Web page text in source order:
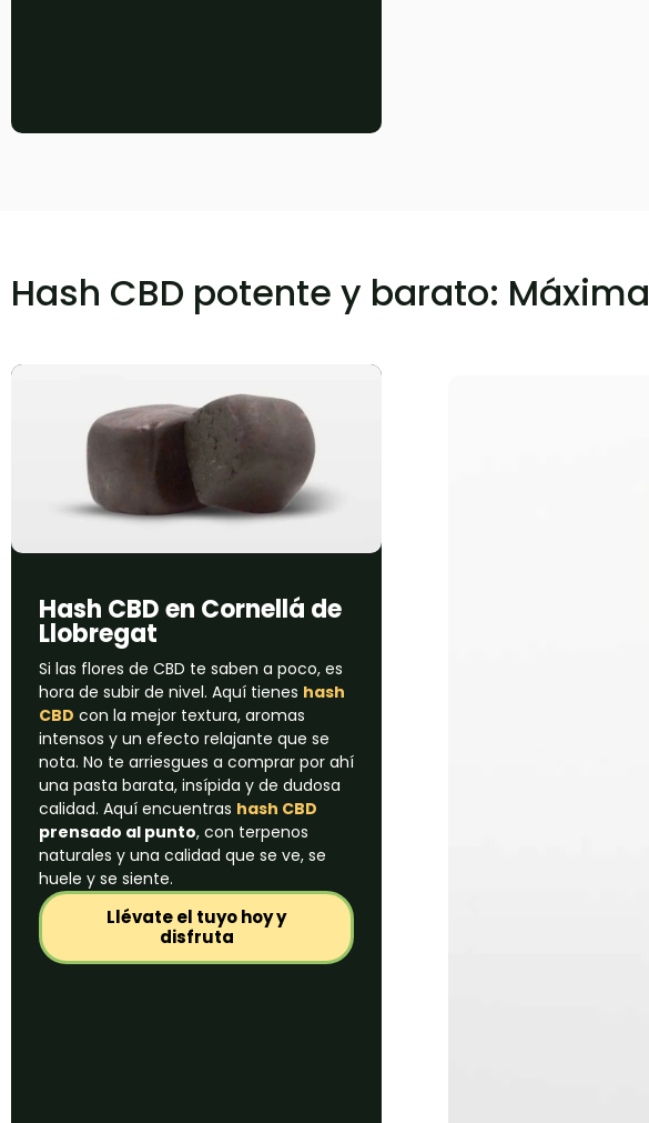
Hash CBD potente y barato:
Hash CBD​ en Cornellá de
Llobregat
Si las flores de CBD te saben a poco, es
hora de subir de nivel. Aquí tienes hash
CBD con la mejor textura, aromas
intensos y un efecto relajante que se
nota. No te arriesgues a comprar por ahí
una pasta barata, insípida y de dudosa
calidad. Aquí encuentras hash CBD
prensado al punto, con terpenos
naturales y una calidad que se ve, se
huele y se siente.
Llévate el tuyo hoy y
disfruta